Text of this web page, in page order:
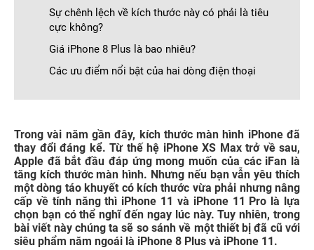
Sự chênh lệch về kích thước này có phải là tiêu
cực không?
Giá iPhone 8 Plus là bao nhiêu?
Các ưu điểm nổi bật của hai dòng điện thoại
Trong vài năm gần đây, kích thước màn hình iPhone đã
thay đổi đáng kể. Từ thế hệ iPhone XS Max trở về sau,
Apple đã bắt đầu đáp ứng mong muốn của các iFan là
tăng kích thước màn hình. Nhưng nếu bạn vẫn yêu thích
một dòng táo khuyết có kích thước vừa phải nhưng nâng
cấp về tính năng thì iPhone 11 và iPhone 11 Pro là lựa
chọn bạn có thể nghĩ đến ngay lúc này. Tuy nhiên, trong
bài viết này chúng ta sẽ so sánh về một thiết bị đã cũ với
siêu phẩm năm ngoái là iPhone 8 Plus và iPhone 11.